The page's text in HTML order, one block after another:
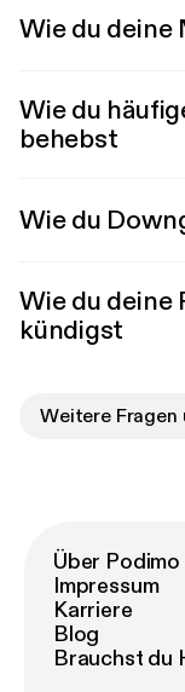
Wie du
Wie du
behebst
Wie du
Wie du
kündigst
Weitere
Über Podimo
Impressum
Karriere
Blog
Brauchst du